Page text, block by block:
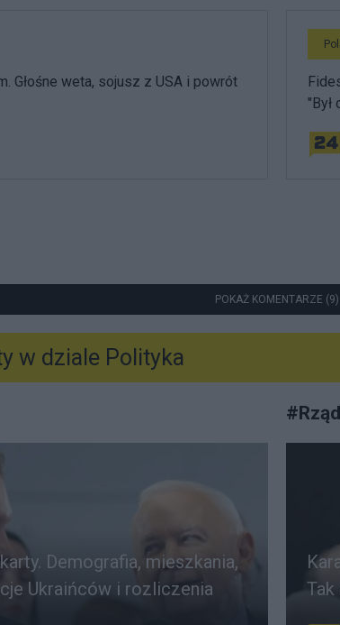
Głośne weta, sojusz z USA i powrót
"Był
POKAŻ KOMENTARZE (9)
w dziale Polityka
Demografia, mieszkania,
Ukraińców i rozliczenia
#Rząd
Tak